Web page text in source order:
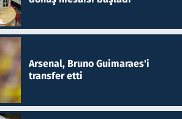
Arsenal, Bruno Guimaraes'i
transfer etti